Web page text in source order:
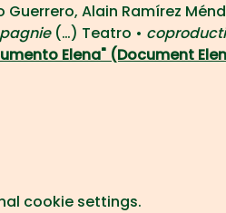
Guerrero, Alain Ramírez
(…) Teatro •
Elena" (Document
cookie settings.